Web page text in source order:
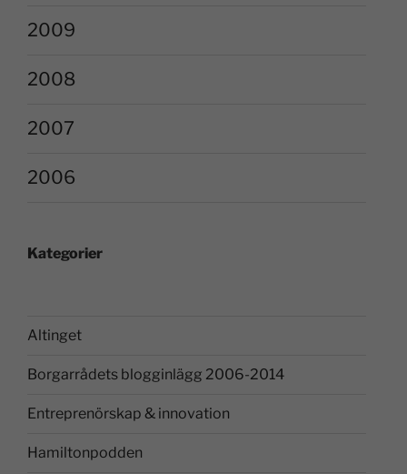
2009
2008
2007
2006
Kategorier
Altinget
Borgarrådets blogginlägg 2006-2014
Entreprenörskap & innovation
Hamiltonpodden